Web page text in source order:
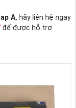
A, hãy liên hệ ngay
để được hỗ trợ